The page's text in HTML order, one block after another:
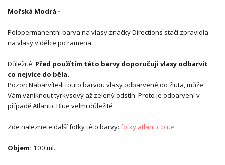
Mořská Modrá -
Polopermanentní barva na vlasy značky Directions stačí zpravidla
na vlasy v délce po ramena.
Důležité: Před použítím této barvy doporučuji vlasy odbarvit
co nejvíce do běla.
Pozor: Nabarvíte-li touto barvou vlasy odbarvené do žluta, může
Vám vzniknout tyrkysový až zelený odstín. Proto je odbarvení v
případě Atlantic Blue velmi důležité.
Zde naleznete další fotky této barvy: fotky atlantic blue
Objem: 100 ml.